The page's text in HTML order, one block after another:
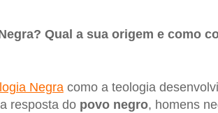
Qual a sua origem e como
Negracomo a teologia
resposta do povo negro, homens